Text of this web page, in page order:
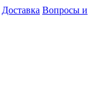
Доставка Вопросы и